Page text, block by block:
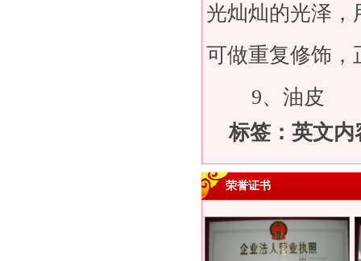
光灿灿的光泽
可做重复修饰，
9、油皮
标签：英文内
荣誉证书